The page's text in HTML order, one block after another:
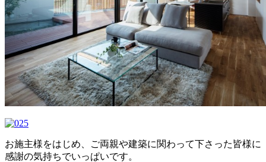
お施主様をはじめ、ご両親や建築に関わって下さった皆様に
感謝の気持ちでいっぱいです。